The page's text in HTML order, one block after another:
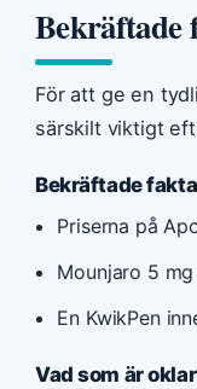
Bekräftade
För att ge en
särskilt viktigt
Bekräftade fakta
Priserna på
Mounjaro 5
En KwikPen
Vad som är